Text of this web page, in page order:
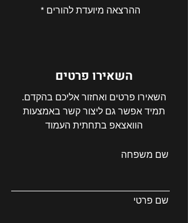
השאירו פרטים
השאירו פרטים ואחזור אליכם בהקדם.
תמיד אפשר גם ליצור קשר באמצעות
הוואצאפ בתחתית העמוד
שם משפחה
שם פרטי